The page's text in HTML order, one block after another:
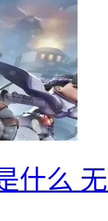
什么